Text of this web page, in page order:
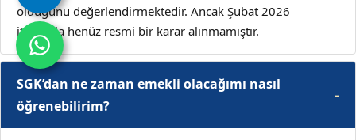
olduğunu değerlendirmektedir. Ancak Şubat 2026
itibarıyla henüz resmi bir karar alınmamıştır.
SGK’dan ne zaman emekli olacağımı nasıl
öğrenebilirim?